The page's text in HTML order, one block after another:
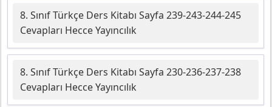
8. Sınıf Türkçe Ders Kitabı Sayfa 239-243-244-245
Cevapları Hecce Yayıncılık
8. Sınıf Türkçe Ders Kitabı Sayfa 230-236-237-238
Cevapları Hecce Yayıncılık